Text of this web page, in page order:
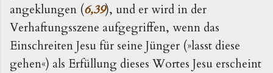
angeklungen (6,39), und er wird in der
Verhaftungsszene aufgegriffen, wenn das
Einschreiten Jesu für seine Jünger (»lasst diese
gehen«) als Erfüllung dieses Wortes Jesu erscheint